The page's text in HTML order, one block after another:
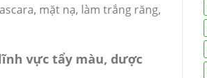
mặt nạ, làm trắng răng,
vực tẩy màu, dược